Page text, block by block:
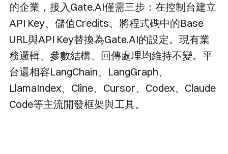
的企業，接入Gate.AI僅需三步：在控制台建立
API Key、儲值Credits、將程式碼中的Base
URL與API Key替換為Gate.AI的設定。現有業
務邏輯、參數結構、回傳處理均維持不變。平
台還相容LangChain、LangGraph、
LlamaIndex、Cline、Cursor、Codex、Claude
Code等主流開發框架與工具。